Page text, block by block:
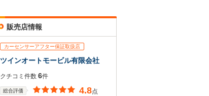
販売店情報
カーセンサーアフター保証取扱店
ツインオートモービル有限会社
クチコミ件数 6件
総合評価 4.8点